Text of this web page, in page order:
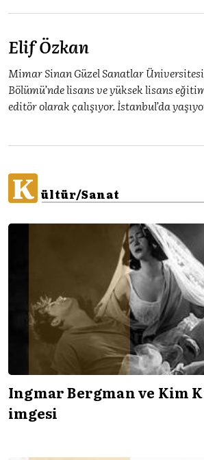
Elif Özkan
Mimar Sinan Güzel Sanatlar
Bölümü’nde lisans ve yüksek lisans
editör olarak çalışıyor. İstanbul’da
K ültür/Sanat
Ingmar Bergman ve Kim
imgesi